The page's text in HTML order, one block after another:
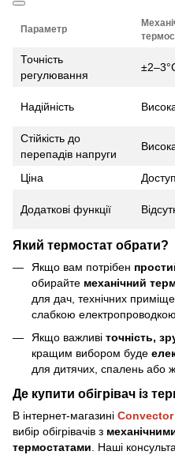
Параметр
Точність
регулювання
Надійність
Стійкість до
перепадів напруги
Ціна
Додаткові функції
Який термостат обрати?
Якщо вам потрібен
обирайте механічний
для дач, технічних
слабкою
Якщо важливі точність,
кращим вибором буде
для дитячих, спалень або
Де купити обігрівач із
В інтернет-магазині
вибір обігрівачів з
термостатами . Наші